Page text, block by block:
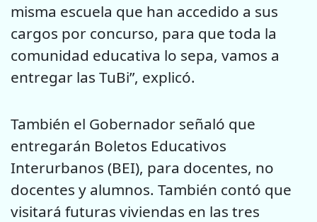
misma escuela que han accedido a sus
cargos por concurso, para que toda la
comunidad educativa lo sepa, vamos a
entregar las TuBi”, explicó.
También el Gobernador señaló que
entregarán Boletos Educativos
Interurbanos (BEI), para docentes, no
docentes y alumnos. También contó que
visitará futuras viviendas en las tres